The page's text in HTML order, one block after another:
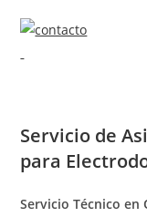
Servicio de
para
Servicio Técnico en